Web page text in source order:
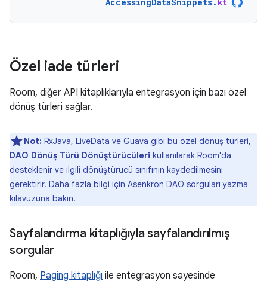
Özel iade türleri
Room, diğer API kitaplıklarıyla entegrasyon için bazı özel
dönüş türleri sağlar.
Not: RxJava, LiveData ve Guava gibi bu özel dönüş türleri,
DAO Dönüş Türü Dönüştürücüleri kullanılarak Room'da
desteklenir ve ilgili dönüştürücü sınıfının kaydedilmesini
gerektirir. Daha fazla bilgi için Asenkron DAO sorguları yazma
kılavuzuna bakın.
Sayfalandırma kitaplığıyla sayfalandırılmış
sorgular
Room, Paging kitaplığı ile entegrasyon sayesinde